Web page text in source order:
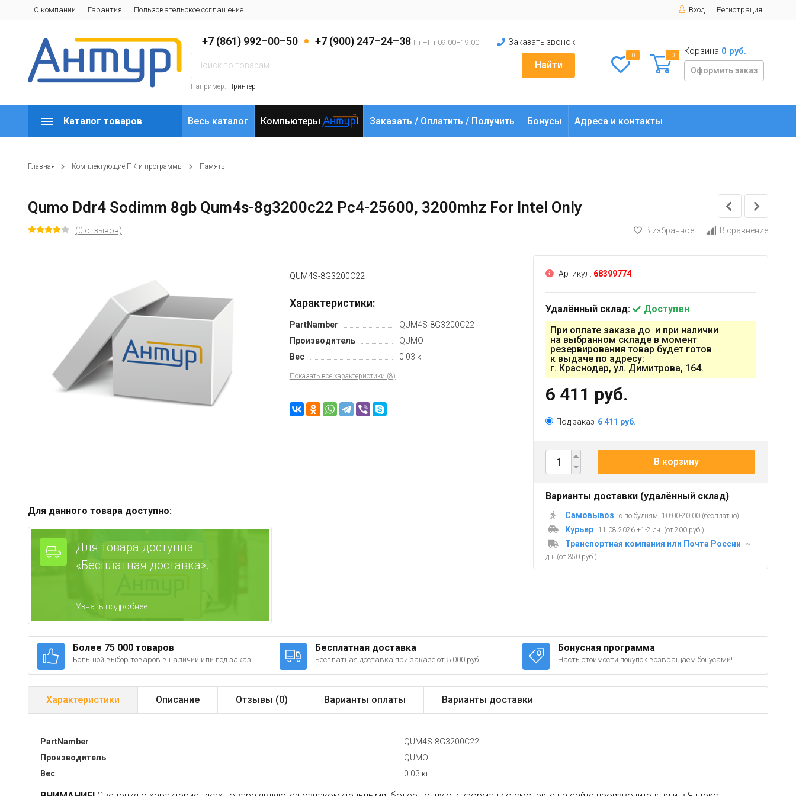
О компании Гарантия Пользовательское соглашение Вход Регистрация
+7 (861) 992–00–50 +7 (900) 247–24–38 Пн–Пт 09:00–19:00 Заказать звонок
Найти
Например: Принтер
0 0 Корзина 0 руб.
Оформить заказ
Каталог товаров Весь каталог Компьютеры Заказать / Оплатить / Получить Бонусы Адреса и контакты
Главная Комплектующие ПК и программы Память
Qumo Ddr4 Sodimm 8gb Qum4s-8g3200c22 Pc4-25600, 3200mhz For Intel Only
(0 отзывов) В избранное В сравнение
QUM4S-8G3200C22
Характеристики:
PartNamber
QUM4S-8G3200C22
Производитель
QUMO
Вес
0.03 кг
Показать все характеристики (8)
Для данного товара доступно:
Для товара доступна
«Бесплатная доставка».
Узнать подробнее.
Артикул: 68399774
Удалённый склад:
Доступен
При оплате заказа до и при наличии
на выбранном складе в момент
резервирования товар будет готов
к выдаче по адресу:
г. Краснодар, ул. Димитрова, 164.
6 411 руб.
Под заказ 6 411 руб.
В корзину
Варианты доставки (удалённый склад)
Самовывоз с по будням, 10:00-20:00 (бесплатно)
Курьер 11.08.2026 +1-2 дн. (от 200 руб.)
Транспортная компания или Почта России
~
дн. (от 350 руб.)
Более 75 000 товаров
Большой выбор товаров в наличии или под заказ!
Бесплатная доставка
Бесплатная доставка при заказе от 5 000 руб.
Бонусная программа
Часть стоимости покупок возвращаем бонусами!
Характеристики Описание Отзывы (0) Варианты оплаты Варианты доставки
PartNamber
QUM4S-8G3200C22
Производитель
QUMO
Вес
0.03 кг